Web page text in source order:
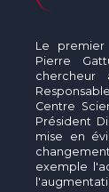
Le
Pierre
chercheur
Centre
Président
mise en
exemple